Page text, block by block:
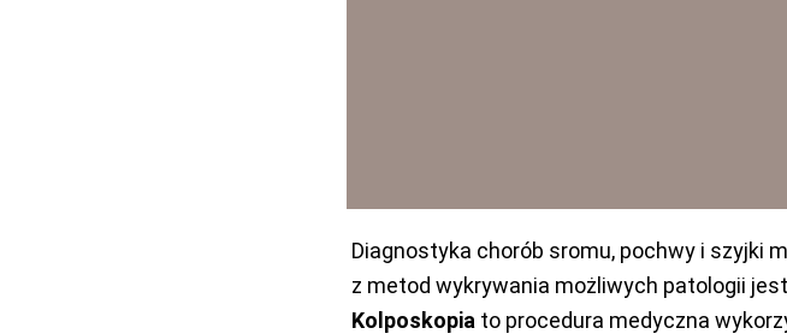
Diagnostyka chorób sromu, pochwy i szyjki
z metod wykrywania możliwych patologii
Kolposkopia to procedura medyczna